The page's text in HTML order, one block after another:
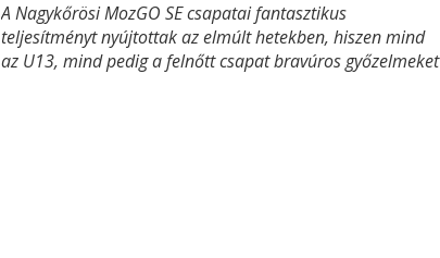
A Nagykőrösi MozGO SE csapatai fantasztikus
teljesítményt nyújtottak az elmúlt hetekben, hiszen mind
az U13, mind pedig a felnőtt csapat bravúros győzelmeket